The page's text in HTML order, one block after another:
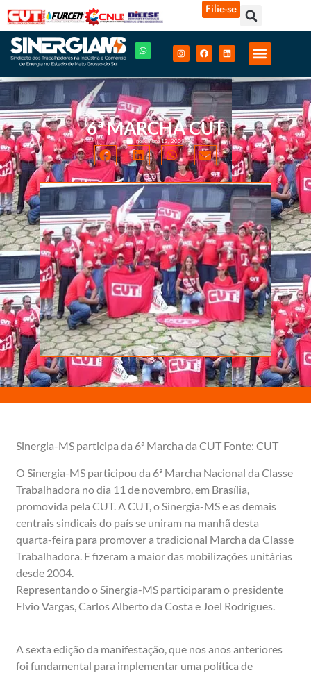
Filie-se
6ª MARCHA CUT
novembro 13, 2009
Sinergia-MS participa da 6ª Marcha da CUT Fonte: CUT
O Sinergia-MS participou da 6ª Marcha Nacional da Classe
Trabalhadora no dia 11 de novembro, em Brasília,
promovida pela CUT. A CUT, o Sinergia-MS e as demais
centrais sindicais do país se uniram na manhã desta
quarta-feira para promover a tradicional Marcha da Classe
Trabalhadora. E fizeram a maior das mobilizações unitárias
desde 2004.
Representando o Sinergia-MS participaram o presidente
Elvio Vargas, Carlos Alberto da Costa e Joel Rodrigues.
A sexta edição da manifestação, que nos anos anteriores
foi fundamental para implementar uma política de